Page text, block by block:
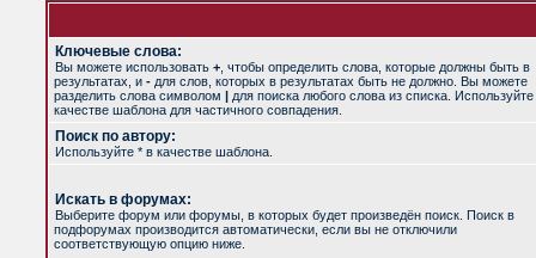
Ключевые слова:
Вы можете использовать + , чтобы определить слова, которые должны быть в
результатах, и - для слов, которых в результатах быть не должно. Вы можете
разделить слова символом | для поиска любого слова из списка. Используйте
качестве шаблона для частичного совпадения.
Поиск по автору:
Используйте * в качестве шаблона.
Искать в форумах:
Выберите форум или форумы, в которых будет произведён поиск. Поиск в
подфорумах производится автоматически, если вы не отключили
соответствующую опцию ниже.